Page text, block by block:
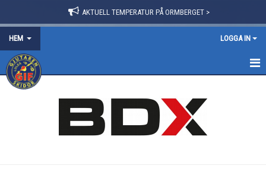
AKTUELL TEMPERATUR PÅ ORMBERGET >
HEM LOGGA IN
HEM